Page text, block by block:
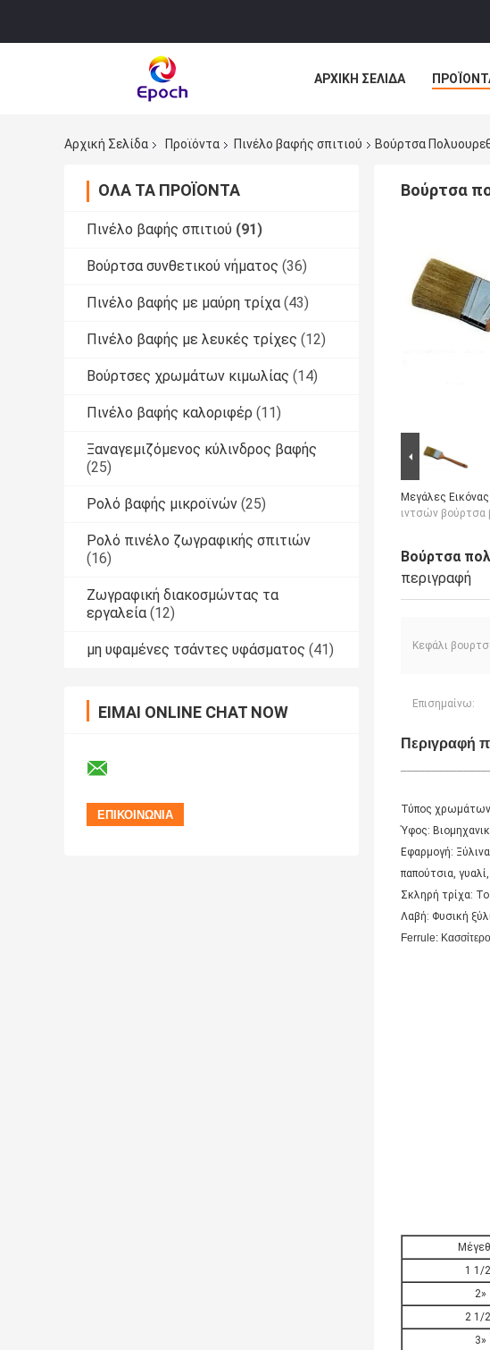
ΑΡΧΙΚΉ ΣΕΛΊΔΑ
Αρχική Σελίδα
Προϊόντα Πινέλο βαφής σπιτιού Βούρτσα
ΌΛΑ ΤΑ ΠΡΟΪΌΝΤΑ
Πινέλο βαφής σπιτιού (91)
Βούρτσα συνθετικού νήματος (36)
Πινέλο βαφής με μαύρη τρίχα (43)
Πινέλο βαφής με λευκές τρίχες (12)
Βούρτσες χρωμάτων κιμωλίας (14)
Πινέλο βαφής καλοριφέρ (11)
Ξαναγεμιζόμενος κύλινδρος βαφής
(25)
Ρολό βαφής μικροϊνών (25)
Ρολό πινέλο ζωγραφικής σπιτιών
(16)
Ζωγραφική διακοσμώντας τα
εργαλεία (12)
μη υφαμένες τσάντες υφάσματος (41)
ΕΊΜΑΙ ONLINE CHAT NOW
Βούρτσα
Μεγάλες Εικόνας
ιντσών βούρτσα
Βούρτσα
περιγραφή
Κεφάλι
Επισημαίνω:
Περιγραφή
Τύπος
Ύφος:
Εφαρμογή:
παπούτσια,
Σκληρή τρίχα:
Λαβή: Φυσική
Ferrule:
1 1/
2»
2 1/
3»